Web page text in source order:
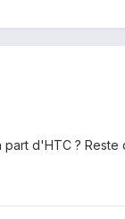
d'HTC ? Reste